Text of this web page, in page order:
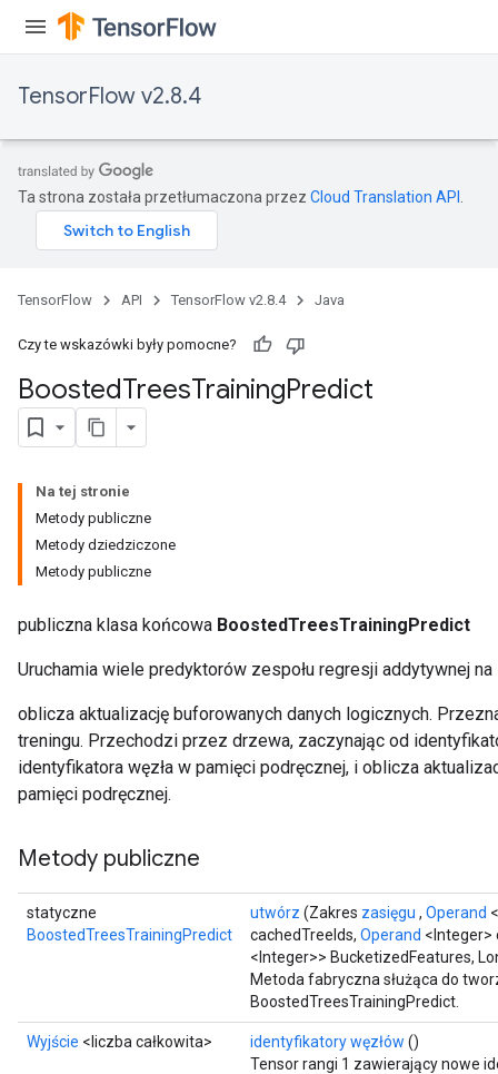
TensorFlow v2.8.4
Ta strona została przetłumaczona przez Cloud Translation API
TensorFlow API TensorFlow v2.8.4 Java
Czy te wskazówki były pomocne?
BoostedTreesTrainingPredict
Na tej stronie
Metody publiczne
Metody dziedziczone
Metody publiczne
publiczna klasa końcowa BoostedTreesTrainingPredict
Uruchamia wiele predyktorów zespołu regresji addytywnej
oblicza aktualizację buforowanych danych logicznych.
treningu. Przechodzi przez drzewa, zaczynając od
identyfikatora węzła w pamięci podręcznej, i oblicza
pamięci podręcznej.
Metody publiczne
statyczne
BoostedTreesTrainingPredict
utwórz (Zakres zasięgu , Operand
cachedTreeIds, Operand <Integer>
<Integer>> BucketizedFeatures,
Metoda fabryczna służąca do
BoostedTreesTrainingPredict.
Wyjście <liczba całkowita> identyfikatory węzłów ()
Tensor rangi 1 zawierający nowe